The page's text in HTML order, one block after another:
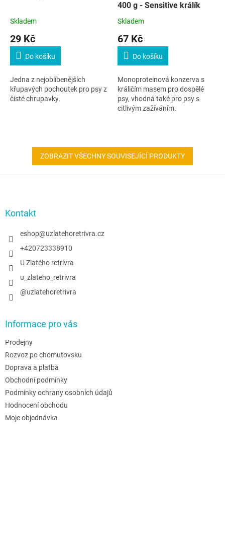
Skladem
29 Kč
Do košíku
Jedna z nejoblíbenějších
křupavých pochoutek pro psy z
čisté chrupavky.
400 g - Sensitive králík
Skladem
67 Kč
Do košíku
Monoproteinová konzerva s
králičím masem pro dospělé
psy, vhodná také pro psy s
citlivým zažíváním.
ZOBRAZIT VŠECHNY SOUVISEJÍCÍ PRODUKTY
Kontakt
eshop@uzlatehoretrivra.cz
+420723338910
U Zlatého retrívra
u_zlateho_retrivra
@uzlatehoretrivra
Informace pro vás
Prodejny
Rozvoz po chomutovsku
Doprava a platba
Obchodní podmínky
Podmínky ochrany osobních údajů
Hodnocení obchodu
Moje objednávka